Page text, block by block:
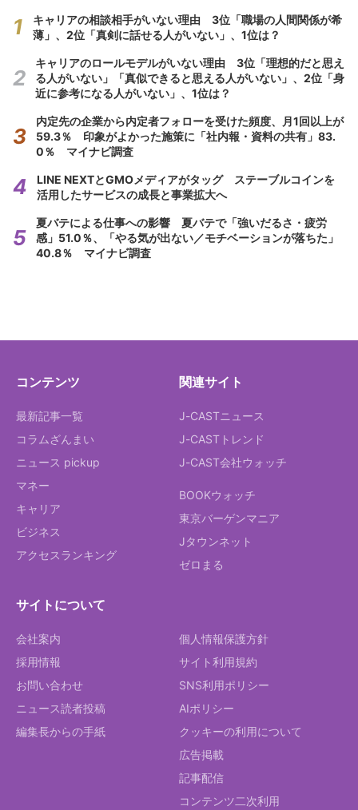
キャリアの相談相手がいない理由 3位「職場の人間関係が希
薄」、2位「真剣に話せる人がいない」、1位は？
キャリアのロールモデルがいない理由 3位「理想的だと思え
る人がいない」「真似できると思える人がいない」、2位「身
近に参考になる人がいない」、1位は？
内定先の企業から内定者フォローを受けた頻度、月1回以上が
59.3％ 印象がよかった施策に「社内報・資料の共有」83.
0％ マイナビ調査
LINE NEXTとGMOメディアがタッグ ステーブルコインを
活用したサービスの成長と事業拡大へ
夏バテによる仕事への影響 夏バテで「強いだるさ・疲労
感」51.0％、「やる気が出ない／モチベーションが落ちた」
40.8％ マイナビ調査
コンテンツ
最新記事一覧
コラムざんまい
ニュース pickup
マネー
キャリア
ビジネス
アクセスランキング
関連サイト
J-CASTニュース
J-CASTトレンド
J-CAST会社ウォッチ
BOOKウォッチ
東京バーゲンマニア
Jタウンネット
ゼロまる
サイトについて
会社案内
採用情報
お問い合わせ
ニュース読者投稿
編集長からの手紙
個人情報保護方針
サイト利用規約
SNS利用ポリシー
AIポリシー
クッキーの利用について
広告掲載
記事配信
コンテンツ二次利用